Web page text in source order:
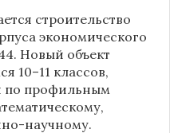
строительство
экономического
Новый объект
10–11 классов,
по профильным
научному.